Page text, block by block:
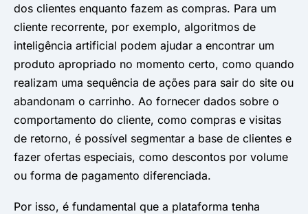
dos clientes enquanto fazem as compras. Para um
cliente recorrente, por exemplo, algoritmos de
inteligência artificial podem ajudar a encontrar um
produto apropriado no momento certo, como quando
realizam uma sequência de ações para sair do site ou
abandonam o carrinho. Ao fornecer dados sobre o
comportamento do cliente, como compras e visitas
de retorno, é possível segmentar a base de clientes e
fazer ofertas especiais, como descontos por volume
ou forma de pagamento diferenciada.
Por isso, é fundamental que a plataforma tenha